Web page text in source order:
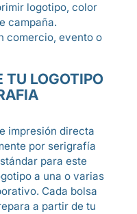
logotipo, color
campaña.
comercio, evento o
TU LOGOTIPO
impresión directa
por serigrafía
para este
a una o varias
Cada bolsa
a partir de tu